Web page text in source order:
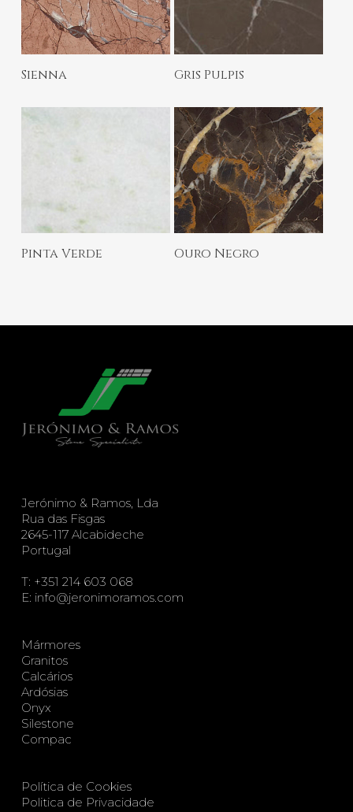
Sienna Ler Mais
Gris Pulpis
Ler Mais
Pinta Verde Ler Mais
Ouro Negro
Jerónimo & Ramos, Lda
Rua das Fisgas
2645-117 Alcabideche
Portugal
T: +351 214 603 068
E: info@jeronimoramos.com
Mármores
Granitos
Calcários
Ardósias
Onyx
Silestone
Compac
Política de Cookies
Politica de Privacidade